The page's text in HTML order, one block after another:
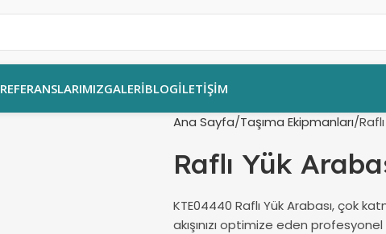
REFERANSLARIMIZGALERIBLOGİLETIŞIM
Ana Sayfa Taşıma Ekipmanları
Raflı Yük
KTE04440 Raflı Yük Arabası, çok
akışınızı optimize eden